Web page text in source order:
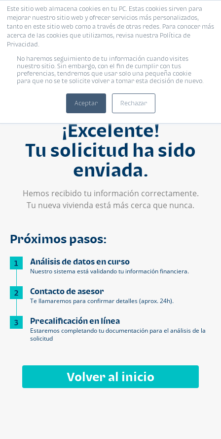
Este sitio web almacena cookies en tu PC. Estas cookies sirven para
mejorar nuestro sitio web y ofrecer servicios más personalizados,
tanto en este sitio web como a través de otras redes. Para conocer más
acerca de las cookies que utilizamos, revisa nuestra Política de
Privacidad.
No haremos seguimiento de tu información cuando visites
nuestro sitio. Sin embargo, con el fin de cumplir con tus
preferencias, tendremos que usar solo una pequeña cookie
para que no se te solicite volver a tomar esta decisión de nuevo.
Aceptar Rechazar
¡Excelente!
Tu solicitud ha sido
enviada.
Hemos recibido tu información correctamente.
Tu nueva vivienda está más cerca que nunca.
Próximos pasos:
1 Análisis de datos en curso
Nuestro sistema está validando tu información financiera.
2 Contacto de asesor
Te llamaremos para confirmar detalles (aprox. 24h).
3 Precalificación en línea
Estaremos completando tu documentación para el análisis de la
solicitud
Volver al inicio